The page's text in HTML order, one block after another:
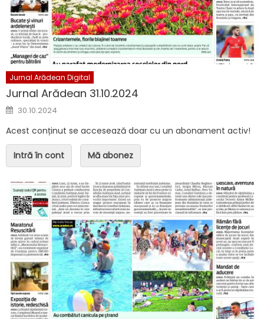
Jurnal Arădean Digital
Jurnal Arădean 31.10.2024
Posted on
30.10.2024
Acest conținut se accesează doar cu un abonament activ!
Intră în cont Mă abonez